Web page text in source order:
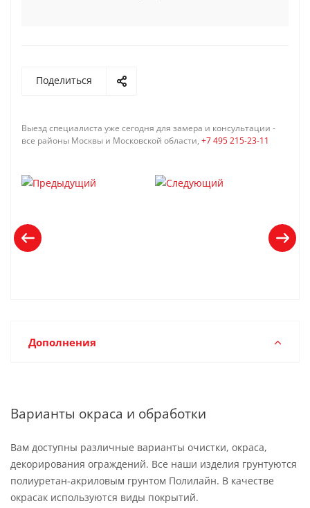
Поделиться
Выезд специалиста уже сегодня для замера и консультации -
все районы Москвы и Московской области, +7 495 215-23-11
Дополнения
Варианты окраса и обработки
Вам доступны различные варианты очистки, окраса,
декорирования ограждений. Все наши изделия грунтуются
полиуретан-акриловым грунтом Полилайн. В качестве
окрасак используются виды покрытий.